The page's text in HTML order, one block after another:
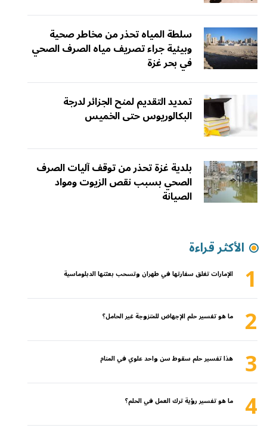
سلطة المياه تحذر من مخاطر صحية
وبيئية جراء تصريف مياه الصرف الصحي
في بحر غزة
تمديد التقديم لمنح الجزائر لدرجة
البكالوريوس حتى الخميس
بلدية غزة تحذر من توقف آليات الصرف
الصحي بسبب نقص الزيوت ومواد
الصيانة
الأكثر قراءة
1 الإمارات تغلق سفارتها في طهران وتسحب بعثتها الدبلوماسية
2 ما هو تفسير حلم الإجهاض للمتزوجة غير الحامل؟
3 هذا تفسير حلم سقوط سن واحد علوي في المنام
4 ما هو تفسير رؤية ترك العمل في الحلم؟